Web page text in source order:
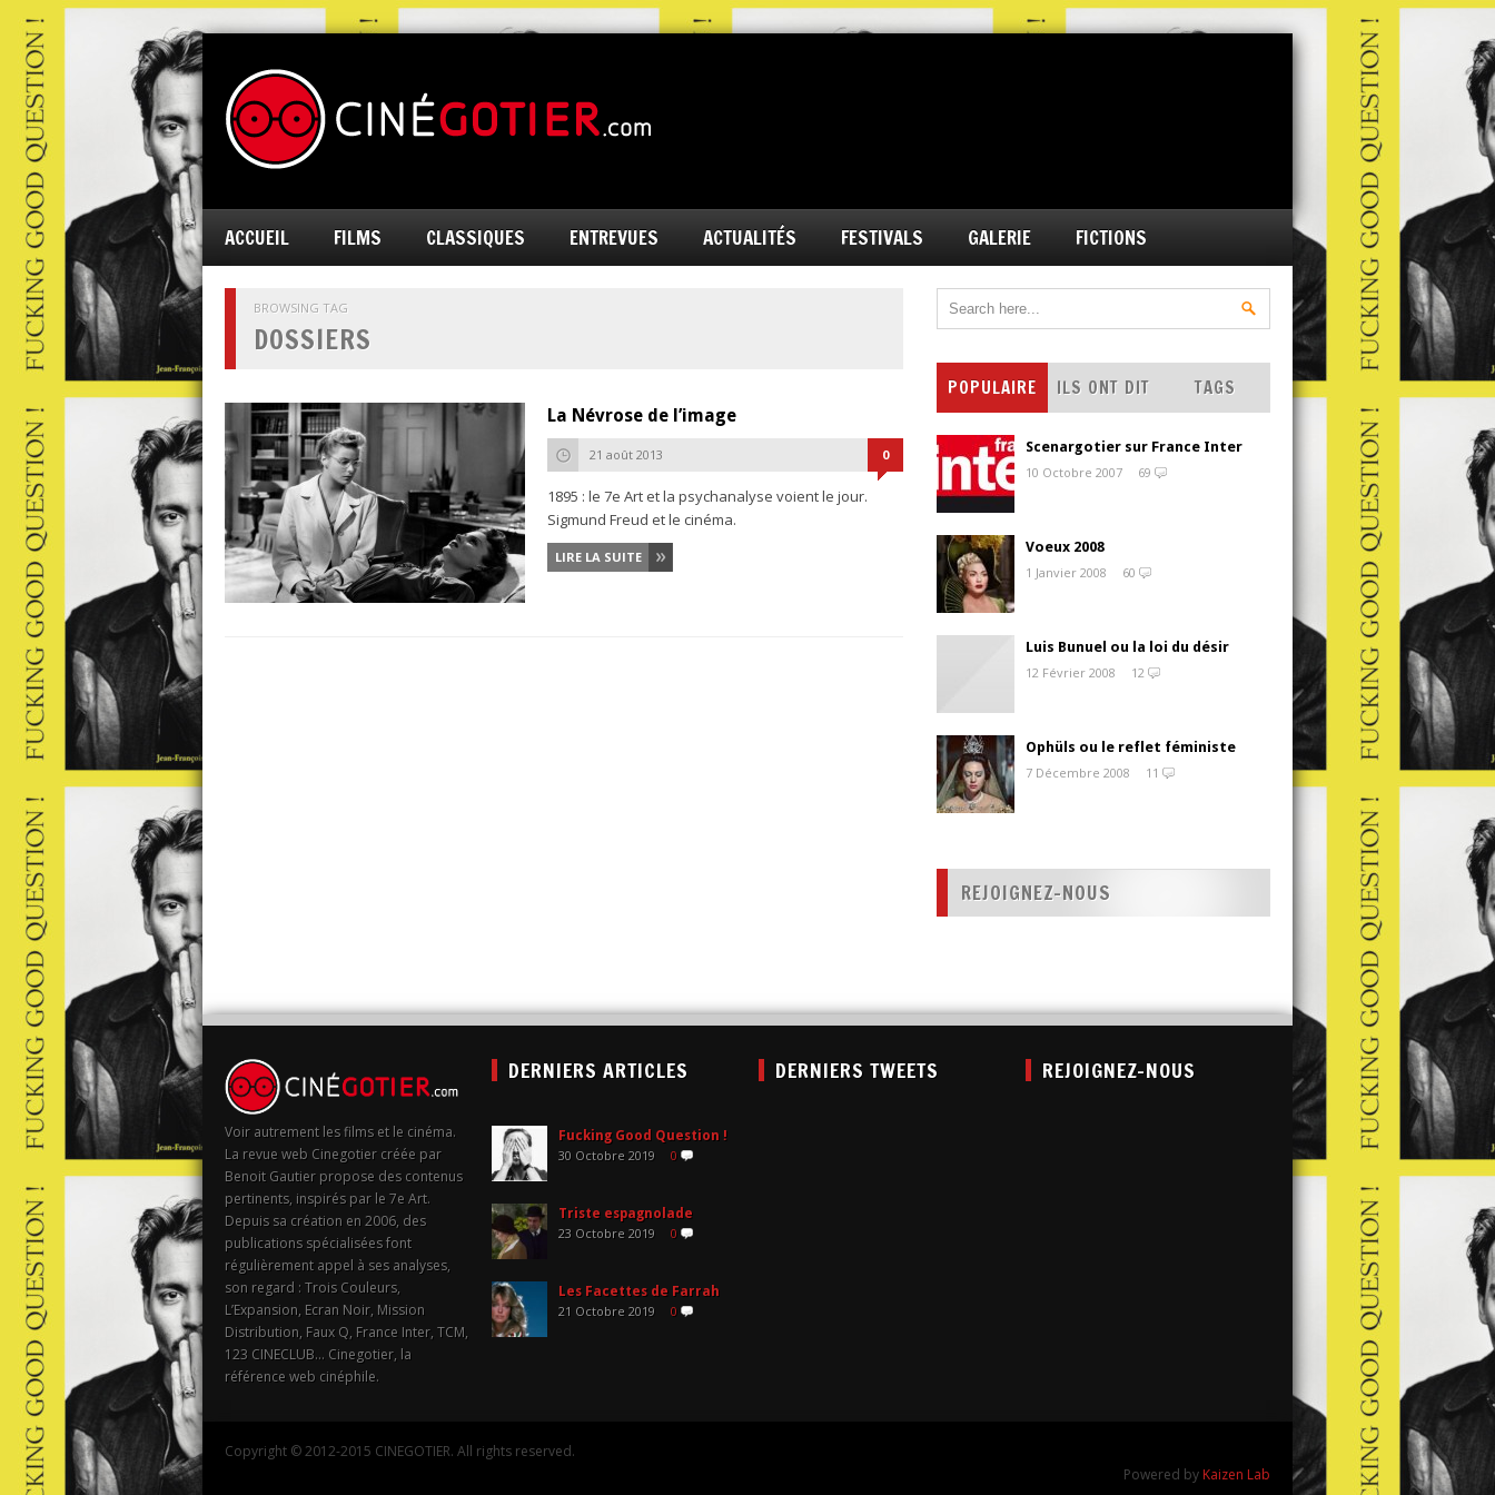
ACCUEIL FILMS CLASSIQUES ENTREVUES ACTUALITÉS FESTIVALS GALERIE FICTIONS
BROWSING TAG
DOSSIERS
La Névrose de l’image
21 août 2013 0
1895 : le 7e Art et la psychanalyse voient le jour.
Sigmund Freud et le cinéma.
LIRE LA SUITE
POPULAIRE ILS ONT DIT TAGS
Scenargotier sur France Inter
10 Octobre 2007
69
Voeux 2008
1 Janvier 2008
60
Luis Bunuel ou la loi du désir
12 Février 2008
12
Ophüls ou le reflet féministe
7 Décembre 2008
11
REJOIGNEZ-NOUS
Voir autrement les films et le cinéma.
La revue web Cinegotier créée par
Benoit Gautier propose des contenus
pertinents, inspirés par le 7e Art.
Depuis sa création en 2006, des
publications spécialisées font
régulièrement appel à ses analyses,
son regard : Trois Couleurs,
L’Expansion, Ecran Noir, Mission
Distribution, Faux Q, France Inter, TCM,
123 CINECLUB… Cinegotier, la
référence web cinéphile.
DERNIERS ARTICLES
Fucking Good Question !
30 Octobre 2019 0
Triste espagnolade
23 Octobre 2019 0
Les Facettes de Farrah
21 Octobre 2019 0
DERNIERS TWEETS REJOIGNEZ-NOUS
Copyright © 2012-2015 CINEGOTIER. All rights reserved.
Powered by Kaizen Lab